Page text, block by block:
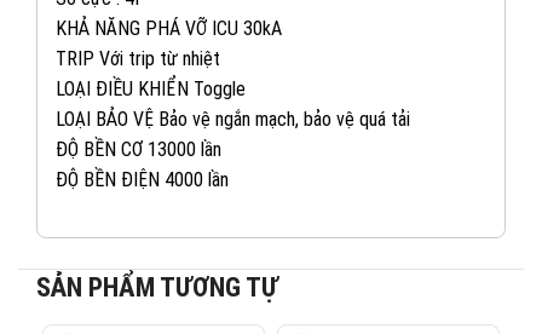
KHẢ NĂNG PHÁ VỠ ICU 30kA
TRIP Với trip từ nhiệt
LOẠI ĐIỀU KHIỂN Toggle
LOẠI BẢO VỆ Bảo vệ ngắn mạch, bảo vệ quá tải
ĐỘ BỀN CƠ 13000 lần
ĐỘ BỀN ĐIỆN 4000 lần
SẢN PHẨM TƯƠNG TỰ
KINH DOANH 1: 082 234 2688
KINH DOANH 2: 0965 101 613